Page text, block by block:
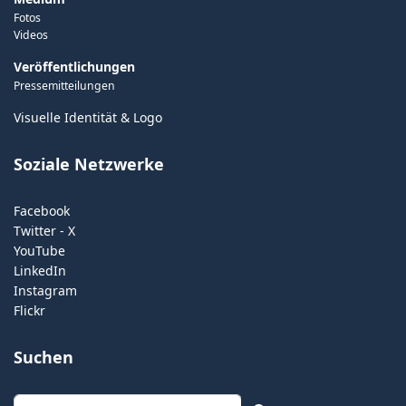
Fotos
Videos
Veröffentlichungen
Pressemitteilungen
Visuelle Identität & Logo
Soziale Netzwerke
Facebook
Twitter - X
YouTube
LinkedIn
Instagram
Flickr
Suchen